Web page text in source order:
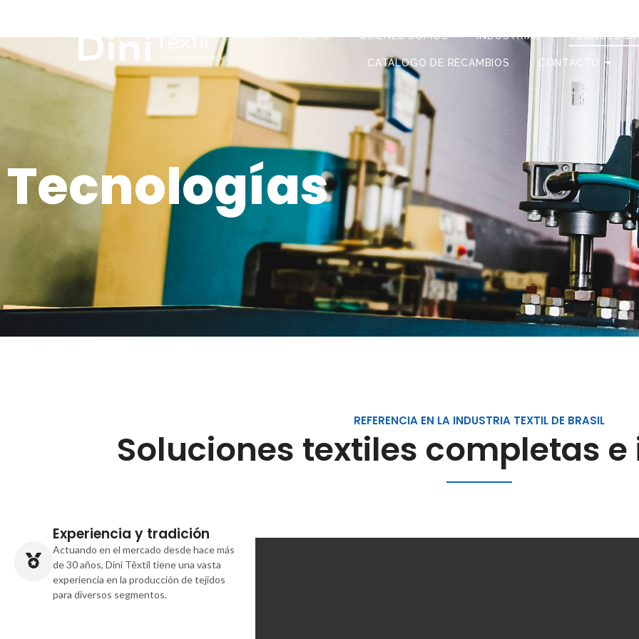
HOME QUIÉNES SOMOS INDUSTRIAS
CATÁLOGO DE RECAMBIOS CONTACTO
Tecnologías
REFERENCIA EN LA INDUSTRIA TEXTIL DE BRASIL
Soluciones textiles completas
Experiencia y tradición
Actuando en el mercado desde hace más
de 30 años, Dini Têxtil tiene una vasta
experiencia en la producción de tejidos
para diversos segmentos.